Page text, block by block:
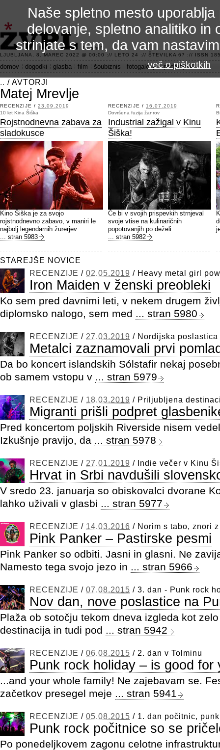
3.2 alfa R
LJUBLJANA, 8. MAREC 2022 @ 00:00 :// LETO 24 :// ŠTEVILKA 67 :// ISSN
domov dogodki glasba film šoubiznis fotogalerije področje 42
.. / AVTORJI
Matej Mrevlje
RECENZIJE / 23.09.2019
10 let Kina Šiška
Rojstnodnevna zabava za
sladokusce
Kino Šiška je za svojo
rojstnodnevno zabavo, v maniri le
najbolj legendarnih žurerjev
... stran 5983
RECENZIJE / 16.07.2019
Dovršena fuzija žanrov
Industrial zažigal v Kinu
Šiška!
Če bi v svojih prispevkih strnjeval
svoje vtise na kulinaričnih
popotovanjih po deželi
... stran 5982
STAREJŠE NOVICE
RECENZIJE / 02.05.2019 / Heavy metal girl
Iron Maiden v ženski preobleki
Ko sem pred davnimi leti, v nekem drugem
diplomsko nalogo, sem med ... stran 5980
RECENZIJE / 27.03.2019 / Nordijska poslastica
Metalci zaznamovali prvi
Da bo koncert islandskih Sólstafir nekaj
ob samem vstopu v ... stran 5979
RECENZIJE / 18.03.2019 / Priljubljena
Migranti prišli podpret
Pred koncertom poljskih Riverside nisem
Izkušnje pravijo, da ... stran 5978
RECENZIJE / 27.01.2019 / Indie večer v Kinu
Hrvat in Srbi navdušili
V sredo 23. januarja so obiskovalci dvorane
lahko uživali v glasbi ... stran 5977
RECENZIJE / 14.03.2016 / Norim s tabo, znori
Pink Panker – Pastirske pesmi
Pink Panker so odbiti. Jasni in glasni. Ne
Namesto tega svojo jezo in ... stran 5966
RECENZIJE / 07.08.2015 / 3. dan - Punk rock
Nov dan, nove poslastice na
Plaža ob sotočju tekom dneva izgleda kot
destinacija in tudi pod ... stran 5942
RECENZIJE / 06.08.2015 / 2. dan v Tolminu
Punk rock holiday – is good for
...and your whole family! Ne zajebavam se.
začetkov presegel meje ... stran 5941
RECENZIJE / 05.08.2015 / 1. dan počitnic,
Punk rock počitnice so se
Po ponedeljkovem zagonu celotne
Naše spletno mesto
delovanje, spletno analitiko in
strinjate s tem, da vam
več o piškotkih